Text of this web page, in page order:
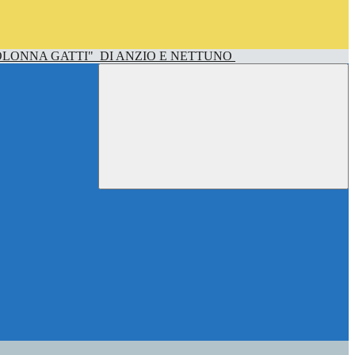
GATTI" DI ANZIO E NETTUNO